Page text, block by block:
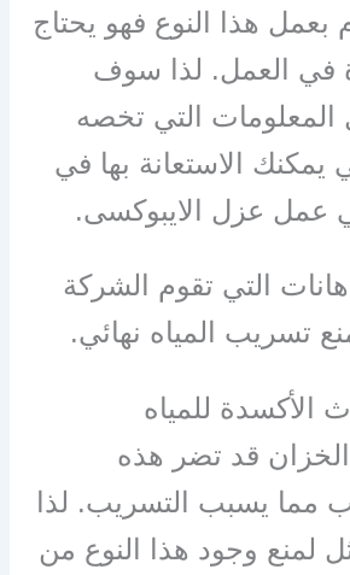
بعمل هذا النوع فهو يحتاج
في العمل. لذا سوف
التي تخصه
يمكنك الاستعانة بها في
عمل عزل الايبوكسى.
التي تقوم الشركة
تسريب المياه نهائي.
الأكسدة للمياه
قد تضر هذه
مما يسبب التسريب. لذا
لمنع وجود هذا النوع من